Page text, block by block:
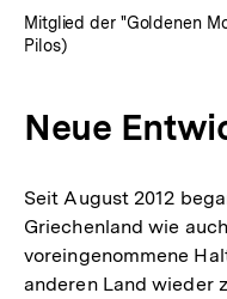
Mitglied der "Goldenen
Pilos)
Neue
Seit August 2012
Griechenland wie
voreingenommene
anderen Land wieder